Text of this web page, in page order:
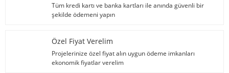
Tüm kredi kartı ve banka kartları ile anında güvenli bir
şekilde ödemeni yapın
Özel Fiyat Verelim
Projelerinize özel fiyat alın uygun ödeme imkanları
ekonomik fiyatlar verelim